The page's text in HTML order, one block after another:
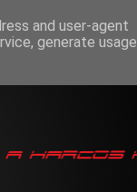
and user-agent
generate usage